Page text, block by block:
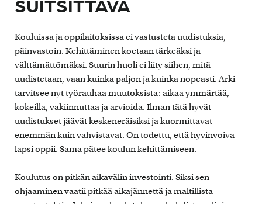
Kouluissa ja oppilaitoksissa ei vastusteta uudistuksia,
päinvastoin. Kehittäminen koetaan tärkeäksi ja
välttämättömäksi. Suurin huoli ei liity siihen, mitä
uudistetaan, vaan kuinka paljon ja kuinka nopeasti. Arki
tarvitsee nyt työrauhaa muutoksista: aikaa ymmärtää,
kokeilla, vakiinnuttaa ja arvioida. Ilman tätä hyvät
uudistukset jäävät keskeneräisiksi ja kuormittavat
enemmän kuin vahvistavat. On todettu, että hyvinvoiva
lapsi oppii. Sama pätee koulun kehittämiseen.
Koulutus on pitkän aikavälin investointi. Siksi sen
ohjaaminen vaatii pitkää aikajännettä ja maltillista